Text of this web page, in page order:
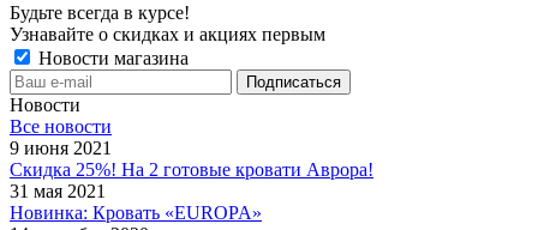
Будьте всегда в курсе!
Узнавайте о скидках и акциях первым
Новости магазина
Новости
Все новости
9 июня 2021
Скидка 25%! На 2 готовые кровати Аврора!
31 мая 2021
Новинка: Кровать «EUROPA»